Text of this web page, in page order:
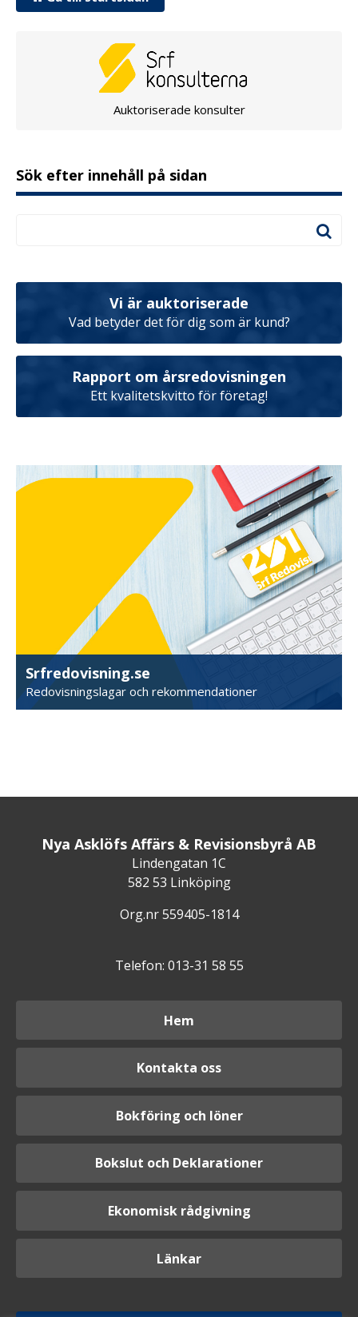
Auktoriserade konsulter
Sök efter innehåll på sidan
Vi är auktoriserade
Vad betyder det för dig som är kund?
Rapport om årsredovisningen
Ett kvalitetskvitto för företag!
Srfredovisning.se
Redovisningslagar och rekommendationer
Nya Asklöfs Affärs & Revisionsbyrå AB
Lindengatan 1C
582 53 Linköping
Org.nr 559405-1814
Telefon: 013-31 58 55
Hem
Kontakta oss
Bokföring och löner
Bokslut och Deklarationer
Ekonomisk rådgivning
Länkar